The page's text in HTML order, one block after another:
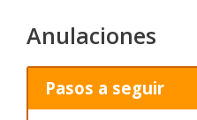
Anulaciones
Pasos a seguir